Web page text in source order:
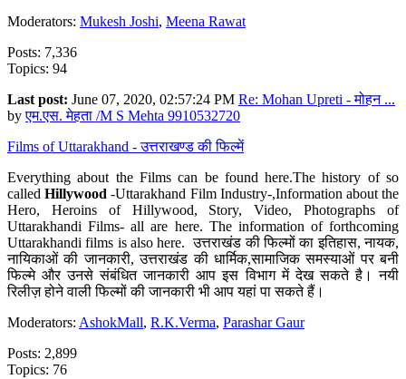
Moderators: Mukesh Joshi, Meena Rawat
Posts: 7,336
Topics: 94
Last post: June 07, 2020, 02:57:24 PM Re: Mohan Upreti - मोहन ...
byएम.एस. मेहता /M S Mehta 9910532720
Films of Uttarakhand - उत्तराखण्ड की फिल्में
Everything about the Films can be found here.The history of so
calledHillywood-Uttarakhand Film Industry-,Information about the
Hero, Heroins of Hillywood, Story, Video, Photographs of
Uttarakhandi Films- all are here. The information of forthcoming
Uttarakhandi films is also here. उत्तराखंड की फिल्मों का इतिहास, नायक,
नायिकाओं की जानकारी, उत्तराखंड की धार्मिक,सामाजिक समस्याओं पर बनी
फिल्मे और उनसे संबंधित जानकारी आप इस विभाग में देख सकते है। नयी
रिलीज़ होने वाली फिल्मों की जानकारी भी आप यहां पा सकते हैं।
Moderators: AshokMall, R.K.Verma, Parashar Gaur
Posts: 2,899
Topics: 76